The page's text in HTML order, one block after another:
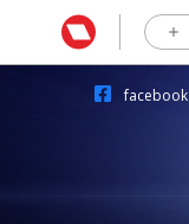
facebook